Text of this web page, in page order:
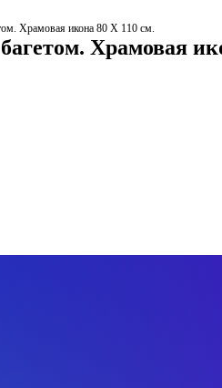
Храмовая икона 80 Х 110 см.
Храмовая